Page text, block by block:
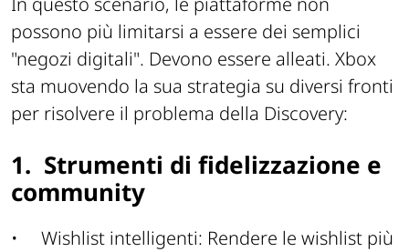
possono più limitarsi a essere dei semplici
"negozi digitali". Devono essere alleati. Xbox
sta muovendo la sua strategia su diversi fronti
per risolvere il problema della Discovery:
1. Strumenti di fidelizzazione e
community
• Wishlist intelligenti: Rendere le wishlist più